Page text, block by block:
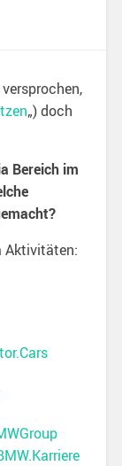
„) doch
Bereich im
Aktivitäten: